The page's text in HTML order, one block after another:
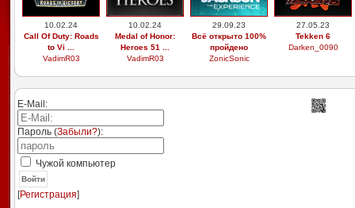
10.02.24
Call Of Duty: Roads
to Vi ...
VadimR03
10.02.24
Medal of Honor:
Heroes 51 ...
VadimR03
29.09.23
Всё открыто 100%
пройдено
ZonicSonic
27.05.23
Tekken 6
Darken_0090
E-Mail:
Пароль (Забыли?):
Чужой компьютер
Войти
[Регистрация]